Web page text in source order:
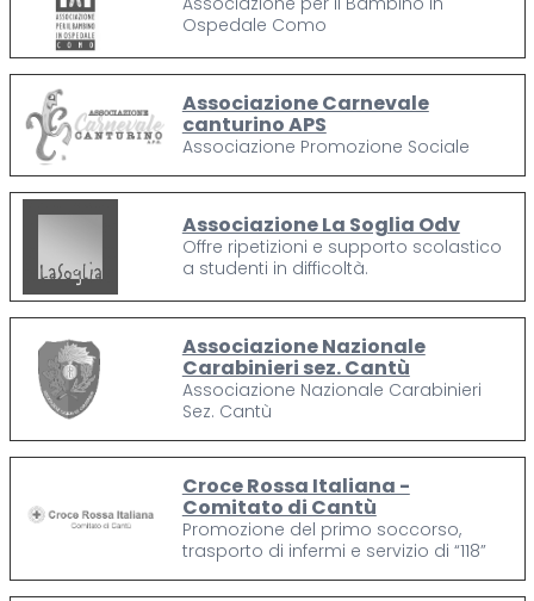
Ospedale Como
Associazione Carnevale
canturino APS
Associazione Promozione Sociale
Associazione La Soglia Odv
Offre ripetizioni e supporto scolastico
a studenti in difficoltà.
Associazione Nazionale
Carabinieri sez. Cantù
Associazione Nazionale Carabinieri
Sez. Cantù
Croce Rossa Italiana -
Comitato di Cantù
Promozione del primo soccorso,
trasporto di infermi e servizio di “118”